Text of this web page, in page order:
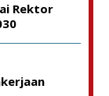
Rektor